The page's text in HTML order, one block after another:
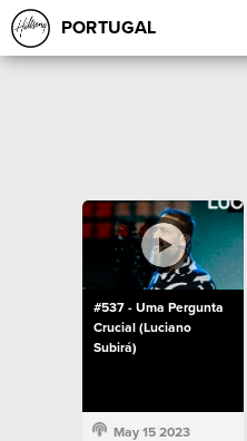
PORTUGAL
#537 - Uma Pergunta
Crucial (Luciano
Subirá)
May 15 2023